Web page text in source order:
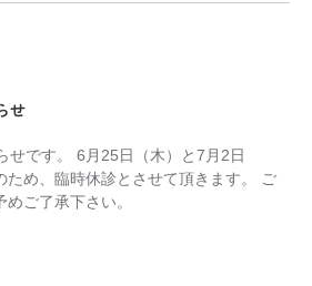
せ
せです。 6月25日（木）と7月2日
ため、臨時休診とさせて頂きます。 ご
ご了承下さい。